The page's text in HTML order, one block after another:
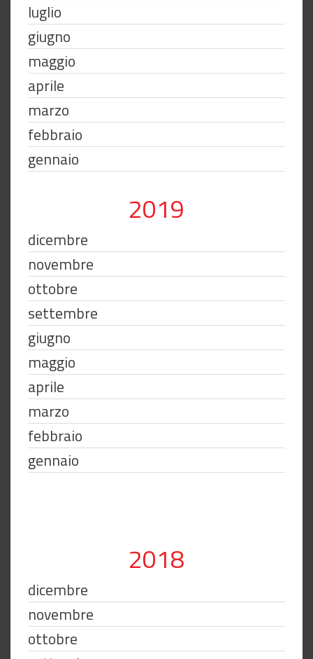
luglio
giugno
maggio
aprile
marzo
febbraio
gennaio
2019
dicembre
novembre
ottobre
settembre
giugno
maggio
aprile
marzo
febbraio
gennaio
2018
dicembre
novembre
ottobre